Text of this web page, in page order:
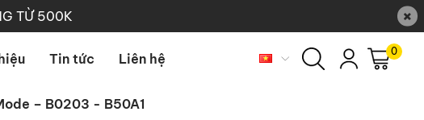
TỪ 500K ×
Tin tức Liên hệ 0
– B0203 - B50A1